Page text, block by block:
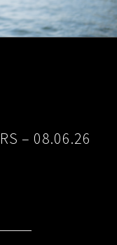
– 08.06.26